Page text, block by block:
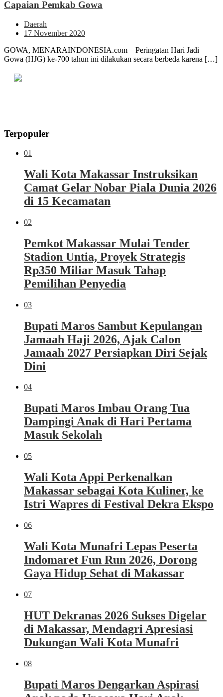
Capaian Pemkab Gowa
Daerah
17 November 2020
GOWA, MENARAINDONESIA.com – Peringatan Hari Jadi
Gowa (HJG) ke-700 tahun ini dilakukan secara berbeda karena […]
Terpopuler
01
Wali Kota Makassar Instruksikan
Camat Gelar Nobar Piala Dunia 2026
di 15 Kecamatan
02
Pemkot Makassar Mulai Tender
Stadion Untia, Proyek Strategis
Rp350 Miliar Masuk Tahap
Pemilihan Penyedia
03
Bupati Maros Sambut Kepulangan
Jamaah Haji 2026, Ajak Calon
Jamaah 2027 Persiapkan Diri Sejak
Dini
04
Bupati Maros Imbau Orang Tua
Dampingi Anak di Hari Pertama
Masuk Sekolah
05
Wali Kota Appi Perkenalkan
Makassar sebagai Kota Kuliner, ke
Istri Wapres di Festival Dekra Ekspo
06
Wali Kota Munafri Lepas Peserta
Indomaret Fun Run 2026, Dorong
Gaya Hidup Sehat di Makassar
07
HUT Dekranas 2026 Sukses Digelar
di Makassar, Mendagri Apresiasi
Dukungan Wali Kota Munafri
08
Bupati Maros Dengarkan Aspirasi